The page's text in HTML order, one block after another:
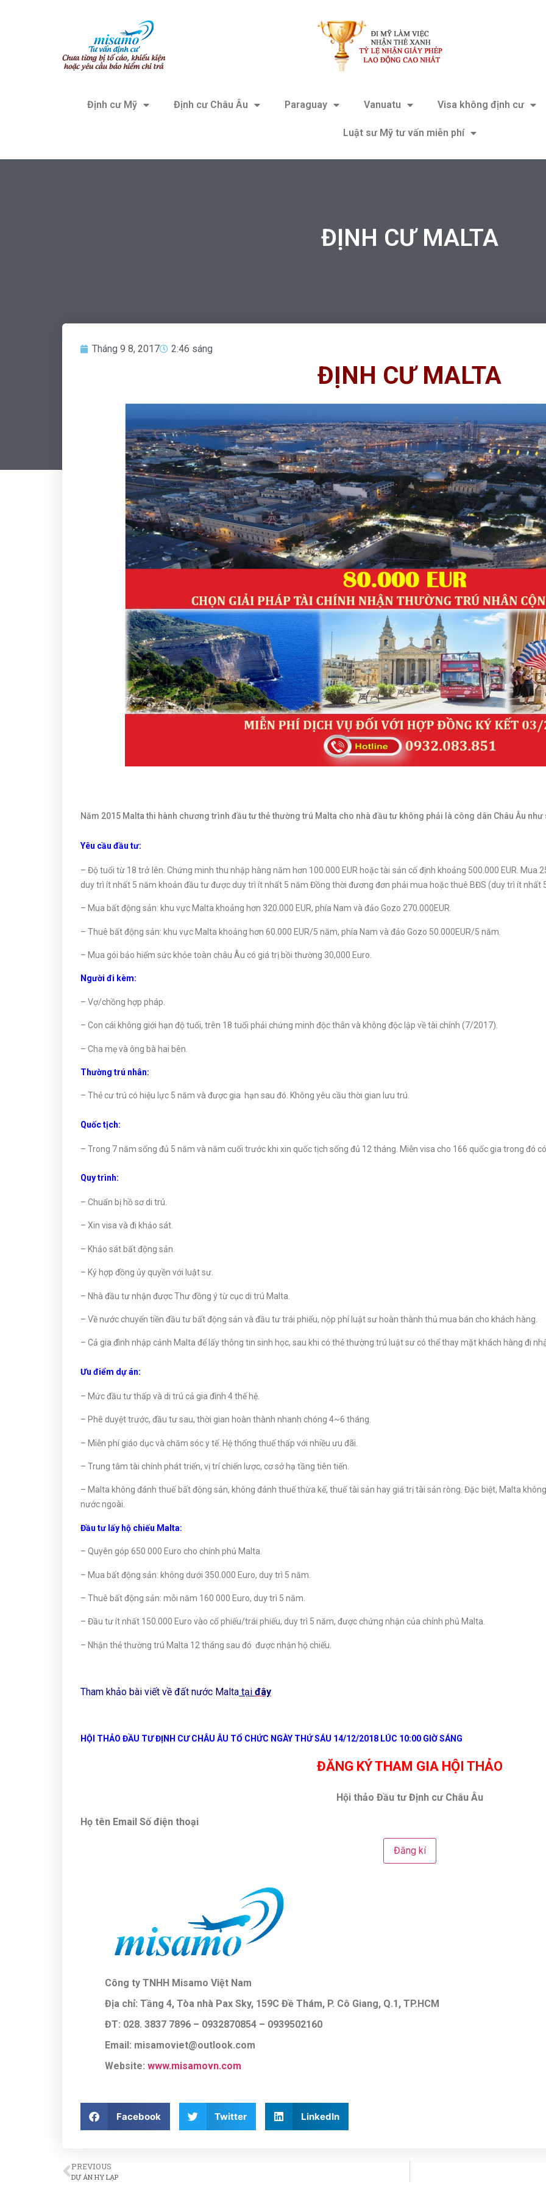
Định cư Mỹ Định cư Châu Âu Paraguay Vanuatu Visa không định cư
Luật sư Mỹ tư vấn miễn phí
ĐỊNH CƯ MALTA
Tháng 9 8, 2017 2:46 sáng
ĐỊNH CƯ MALTA
Năm 2015 Malta thi hành chương trình đầu tư thẻ thường trú Malta cho nhà đầu tư không phải là công dân Châu Âu như
Yêu cầu đầu tư:
– Độ tuổi từ 18 trở lên. Chứng minh thu nhập hàng năm hơn 100.000 EUR hoặc tài sản cố định khoảng 500.000 EUR. Mua
duy trì ít nhất 5 năm khoản đầu tư được duy trì ít nhất 5 năm Đồng thời đương đơn phải mua hoặc thuê BĐS (duy trì ít nhất
– Mua bất động sản: khu vực Malta khoảng hơn 320.000 EUR, phía Nam và đảo Gozo 270.000EUR.
– Thuê bất động sản: khu vực Malta khoảng hơn 60.000 EUR/5 năm, phía Nam và đảo Gozo 50.000EUR/5 năm.
– Mua gói bảo hiểm sức khỏe toàn châu Âu có giá trị bồi thường 30,000 Euro.
Người đi kèm:
– Vợ/chồng hợp pháp.
– Con cái không giới hạn độ tuổi, trên 18 tuổi phải chứng minh độc thân và không độc lập về tài chính (7/2017).
– Cha mẹ và ông bà hai bên.
Thường trú nhân:
– Thẻ cư trú có hiệu lực 5 năm và được gia hạn sau đó. Không yêu cầu thời gian lưu trú.
Quốc tịch:
– Trong 7 năm sống đủ 5 năm và năm cuối trước khi xin quốc tịch sống đủ 12 tháng. Miễn visa cho 166 quốc gia trong đó
Quy trình:
– Chuẩn bị hồ sơ di trú.
– Xin visa và đi khảo sát.
– Khảo sát bất động sản.
– Ký hợp đồng ủy quyền với luật sư.
– Nhà đầu tư nhận được Thư đồng ý từ cục di trú Malta.
– Về nước chuyển tiền đầu tư bất động sản và đầu tư trái phiếu, nộp phí luật sư hoàn thành thủ mua bán cho khách hàng.
– Cả gia đình nhập cảnh Malta để lấy thông tin sinh học, sau khi có thẻ thường trú luật sư có thể thay mặt khách hàng đi
Ưu điểm dự án:
– Mức đầu tư thấp và di trú cả gia đình 4 thế hệ.
– Phê duyệt trước, đầu tư sau, thời gian hoàn thành nhanh chóng 4~6 tháng.
– Miễn phí giáo dục và chăm sóc y tế. Hệ thống thuế thấp với nhiều ưu đãi.
– Trung tâm tài chính phát triển, vị trí chiến lược, cơ sở hạ tầng tiên tiến.
– Malta không đánh thuế bất động sản, không đánh thuế thừa kế, thuế tài sản hay giá trị tài sản ròng. Đặc biệt, Malta
nước ngoài.
Đầu tư lấy hộ chiếu Malta:
– Quyên góp 650 000 Euro cho chính phủ Malta.
– Mua bất động sản: không dưới 350.000 Euro, duy trì 5 năm.
– Thuê bất động sản: mỗi năm 160 000 Euro, duy trì 5 năm.
– Đầu tư ít nhất 150.000 Euro vào cổ phiếu/trái phiếu, duy trì 5 năm, được chứng nhận của chính phủ Malta.
– Nhận thẻ thường trú Malta 12 tháng sau đó được nhận hộ chiếu.
Tham khảo bài viết về đất nước Malta tại đây
HỘI THẢO ĐẦU TƯ ĐỊNH CƯ CHÂU ÂU TỔ CHỨC NGÀY THỨ SÁU 14/12/2018 LÚC 10:00 GIỜ SÁNG
ĐĂNG KÝ THAM GIA HỘI THẢO
Hội thảo Đầu tư Định cư Châu Âu
Họ tên Email Số điện thoại
Đăng kí
Công ty TNHH Misamo Việt Nam
Địa chỉ: Tầng 4, Tòa nhà Pax Sky, 159C Đề Thám, P. Cô Giang, Q.1, TP.HCM
ĐT: 028. 3837 7896 – 0932870854 – 0939502160
Email: misamoviet@outlook.com
Website: www.misamovn.com
Facebook Twitter LinkedIn
PREVIOUS
DỰ ÁN HY LẠP